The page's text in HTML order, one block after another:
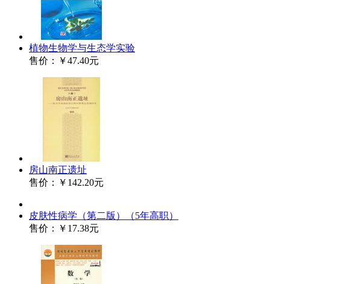
植物生物学与生态学实验
售价：
￥47.40元
房山南正遗址
售价：
￥142.20元
皮肤性病学（第二版）（5年高职）
售价：
￥17.38元